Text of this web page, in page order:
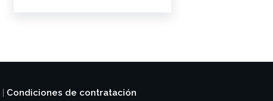
Condiciones de contratación